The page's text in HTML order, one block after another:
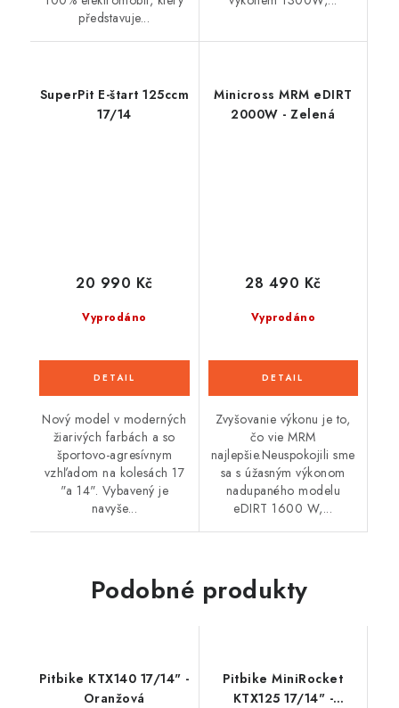
představuje...
SuperPit E-štart 125ccm
17/14
Vyprodáno
20 990 Kč
Nový model v moderných
žiarivých farbách a so
športovo-agresívnym
vzhľadom na kolesách 17
"a 14". Vybavený je
navyše...
Minicross MRM eDIRT
2000W - Zelená
Vyprodáno
28 490 Kč
Zvyšovanie výkonu je to,
čo vie MRM
najlepšie.Neuspokojili sme
sa s úžasným výkonom
nadupaného modelu
eDIRT 1600 W,...
Podobné produkty
Pitbike KTX140 17/14" -
Oranžová
Pitbike MiniRocket
KTX125 17/14" -